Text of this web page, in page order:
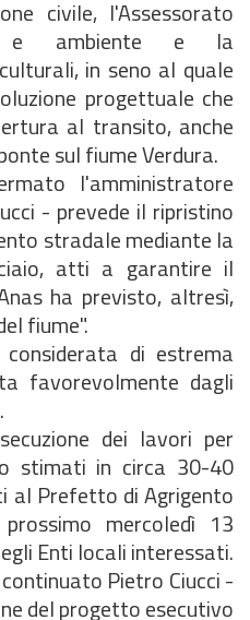
civile, l'Assessorato
e ambiente e la
in seno al quale
progettuale che
al transito, anche
sul fiume Verdura.
l'amministratore
- prevede il ripristino
stradale mediante la
atti a garantire il
ha previsto, altresì,
fiume".
di estrema
favorevolmente dagli
dei lavori per
stimati in circa 30-40
al Prefetto di Agrigento
mercoledì 13
Enti locali interessati.
Pietro Ciucci -
del progetto esecutivo